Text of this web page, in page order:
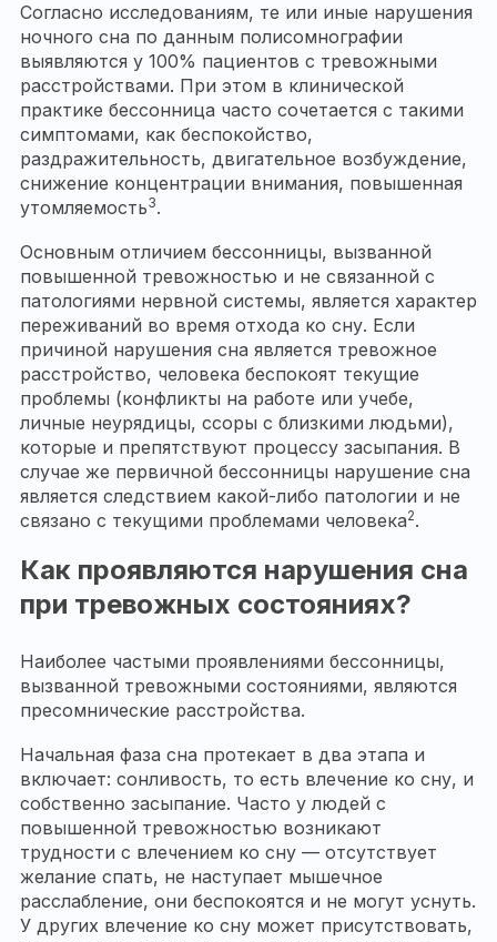
Согласно исследованиям, те или иные нарушения
ночного сна по данным полисомнографии
выявляются у 100% пациентов с тревожными
расстройствами. При этом в клинической
практике бессонница часто сочетается с такими
симптомами, как беспокойство,
раздражительность, двигательное возбуждение,
снижение концентрации внимания, повышенная
утомляемость3.
Основным отличием бессонницы, вызванной
повышенной тревожностью и не связанной с
патологиями нервной системы, является характер
переживаний во время отхода ко сну. Если
причиной нарушения сна является тревожное
расстройство, человека беспокоят текущие
проблемы (конфликты на работе или учебе,
личные неурядицы, ссоры с близкими людьми),
которые и препятствуют процессу засыпания. В
случае же первичной бессонницы нарушение сна
является следствием какой-либо патологии и не
связано с текущими проблемами человека2.
Как проявляются нарушения сна
при тревожных состояниях?
Наиболее частыми проявлениями бессонницы,
вызванной тревожными состояниями, являются
пресомнические расстройства.
Начальная фаза сна протекает в два этапа и
включает: сонливость, то есть влечение ко сну, и
собственно засыпание. Часто у людей с
повышенной тревожностью возникают
трудности с влечением ко сну — отсутствует
желание спать, не наступает мышечное
расслабление, они беспокоятся и не могут уснуть.
У других влечение ко сну может присутствовать,